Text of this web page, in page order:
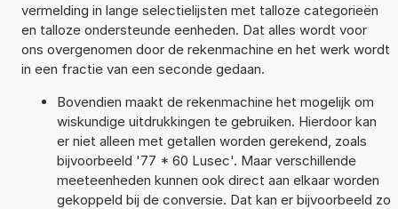
vermelding in lange selectielijsten met talloze categorieën
en talloze ondersteunde eenheden. Dat alles wordt voor
ons overgenomen door de rekenmachine en het werk wordt
in een fractie van een seconde gedaan.
Bovendien maakt de rekenmachine het mogelijk om
wiskundige uitdrukkingen te gebruiken. Hierdoor kan
er niet alleen met getallen worden gerekend, zoals
bijvoorbeeld '77 * 60 Lusec'. Maar verschillende
meeteenheden kunnen ook direct aan elkaar worden
gekoppeld bij de conversie. Dat kan er bijvoorbeeld zo